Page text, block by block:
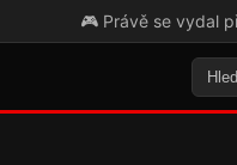
překlad pro Drink Factory